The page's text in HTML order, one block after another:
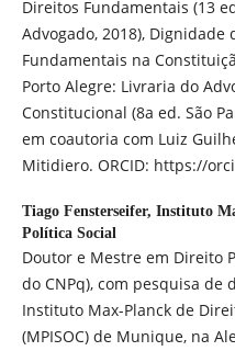
Direitos Fundamentais (13
Advogado, 2018), Dignidade
Fundamentais na
Porto Alegre: Livraria do
Constitucional (8a ed. São
em coautoria com Luiz
Mitidiero. ORCID: https://
Tiago Fensterseifer, Instituto
Política Social
Doutor e Mestre em Direito
do CNPq), com pesquisa
Instituto Max-Planck de
(MPISOC) de Munique, na